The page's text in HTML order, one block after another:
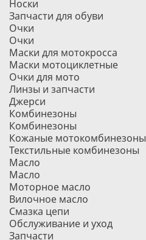
Носки
Запчасти для обуви
Очки
Очки
Маски для мотокросса
Маски мотоциклетные
Очки для мото
Линзы и запчасти
Джерси
Комбинезоны
Комбинезоны
Кожаные мотокомбинезоны
Текстильные комбинезоны
Масло
Масло
Моторное масло
Вилочное масло
Смазка цепи
Обслуживание и уход
Запчасти